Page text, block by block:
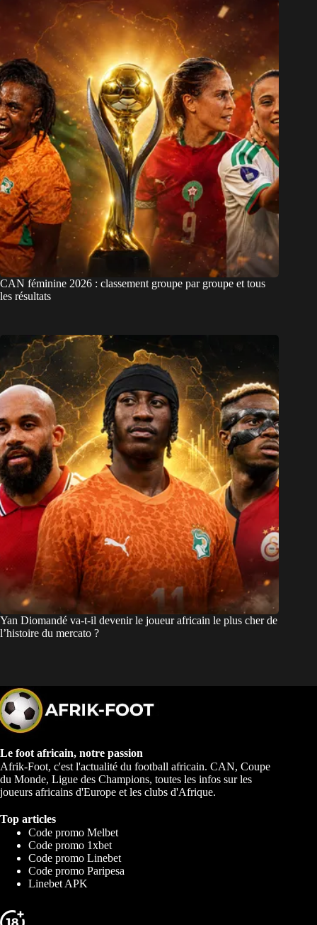
CAN féminine 2026 : classement groupe par groupe et tous
les résultats
Yan Diomandé va-t-il devenir le joueur africain le plus cher de
l’histoire du mercato ?
Le foot africain, notre passion
Afrik-Foot, c'est l'actualité du football africain. CAN, Coupe
du Monde, Ligue des Champions, toutes les infos sur les
joueurs africains d'Europe et les clubs d'Afrique.
Top articles
Code promo Melbet
Code promo 1xbet
Code promo Linebet
Code promo Paripesa
Linebet APK